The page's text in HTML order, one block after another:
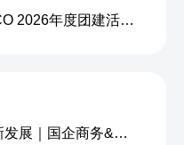
同心筑梦，至诚赋能 | SIBCO 2026年度团建活动圆满收官
积极履职显担当 聚力赋能新发展｜国企商务&中企人力出席上海现代服务业联合会第五届会员大会第三次会议暨2026服务业高质量发展大会